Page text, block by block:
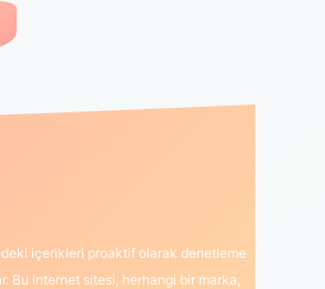
içerikleri proaktif olarak denetleme
Bu internet sitesi, herhangi bir marka,